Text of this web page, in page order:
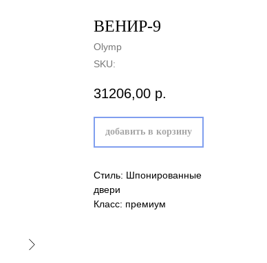
ВЕНИР-9
Olymp
SKU:
31206,00 р.
добавить в корзину
Стиль: Шпонированные
двери
Класс: премиум